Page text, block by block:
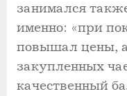
занимался
именно: «при
повышал цены,
закупленных
качественный